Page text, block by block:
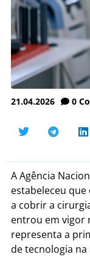
21.04.2026 0
A Agência
estabeleceu
a cobrir a
entrou em vigor
representa a
de tecnologia